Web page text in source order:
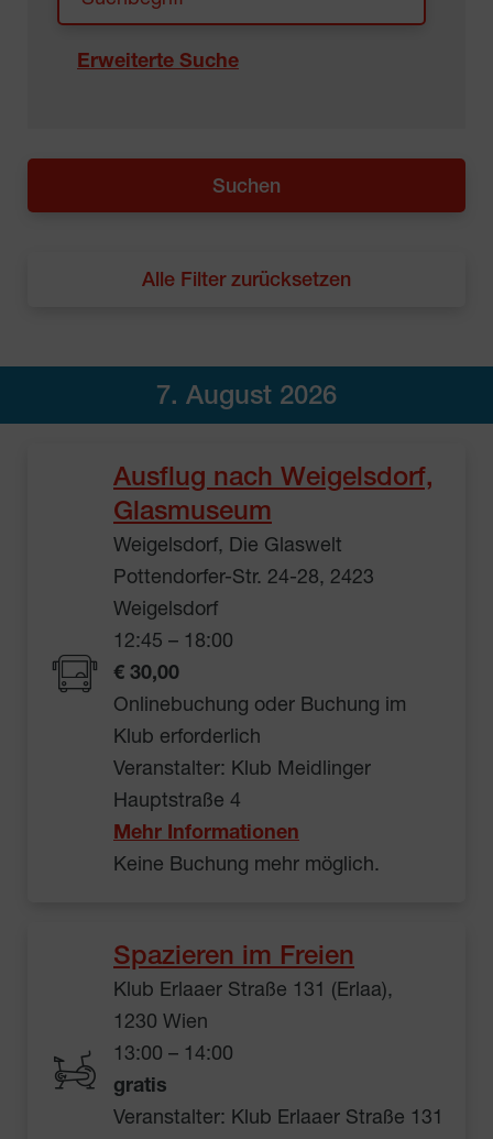
Erweiterte Suche
Alle Filter zurücksetzen
7. August 2026
Ausflug nach Weigelsdorf,
Glasmuseum
Weigelsdorf, Die Glaswelt
Pottendorfer-Str. 24-28, 2423
Weigelsdorf
12:45 – 18:00
€ 30,00
Onlinebuchung oder Buchung im
Klub erforderlich
Veranstalter: Klub Meidlinger
Hauptstraße 4
Mehr Informationen
Keine Buchung mehr möglich.
Spazieren im Freien
Klub Erlaaer Straße 131 (Erlaa),
1230 Wien
13:00 – 14:00
gratis
Veranstalter: Klub Erlaaer Straße 131